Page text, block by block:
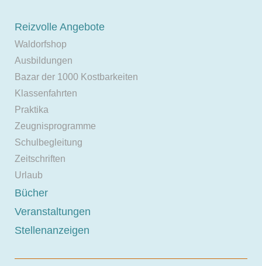
Reizvolle Angebote
Waldorfshop
Ausbildungen
Bazar der 1000 Kostbarkeiten
Klassenfahrten
Praktika
Zeugnisprogramme
Schulbegleitung
Zeitschriften
Urlaub
Bücher
Veranstaltungen
Stellenanzeigen